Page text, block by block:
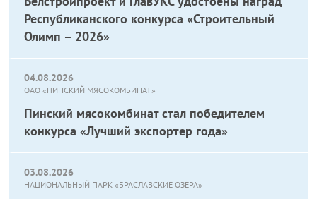
Республиканского конкурса «Строительный
Олимп – 2026»
04.08.2026
ОАО «ПИНСКИЙ МЯСОКОМБИНАТ»
Пинский мясокомбинат стал победителем
конкурса «Лучший экспортер года»
03.08.2026
НАЦИОНАЛЬНЫЙ ПАРК «БРАСЛАВСКИЕ ОЗЕРА»